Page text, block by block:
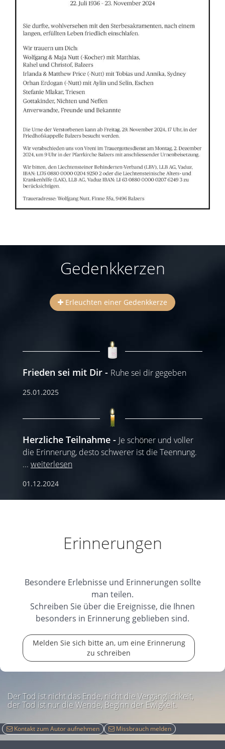
Gedenkkerzen
Erleuchten einer Gedenkkerze
Frieden sei mit Dir Ruhe sei dir gegeben
25.01.2025
Herzliche Teilnahme
Je schöner und voller
die Erinnerung, desto schwerer ist die Teennung.
... weiterlesen
01.12.2024
Erinnerungen
Besondere Erlebnisse und Erinnerungen sollte
man teilen.
Schreiben Sie über die Ereignisse, die Ihnen
besonders in Erinnerung geblieben sind.
Melden Sie sich bitte an, um eine Erinnerung
zu schreiben
Der Tod ist nicht das Ende, nicht die Vergänglichkeit,
der Tod ist nur die Wende, Beginn der Ewigkeit.
Kontakt zum Autor aufnehmen Missbrauch melden